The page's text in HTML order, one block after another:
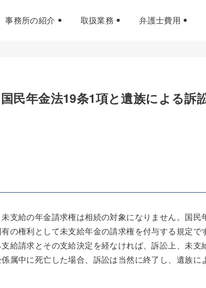
事務所の紹介 取扱業務 弁護士費用
民年金法19条1項と遺族による訴
支給の年金請求権は相続の対象になりません。国
の権利として未支給年金の請求権を付与する規定
給請求とその支給決定を経なければ、訴訟上、未
属中に死亡した場合、訴訟は当然に終了し、遺族に